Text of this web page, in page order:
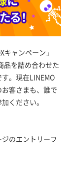
キャンペーン」
品を詰め合わせた
。現在LINEMO
客さまも、誰で
ください。
のエントリーフ